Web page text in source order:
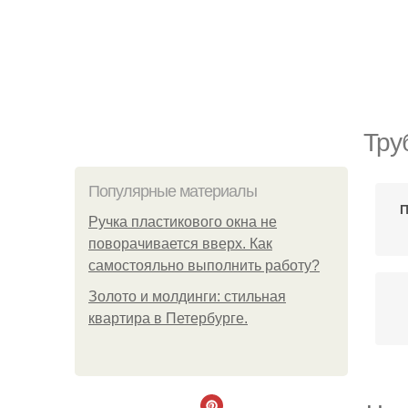
Популярные материалы
Ручка пластикового окна не
поворачивается вверх. Как
самостояльно выполнить работу?
Золото и молдинги: стильная
квартира в Петербурге.